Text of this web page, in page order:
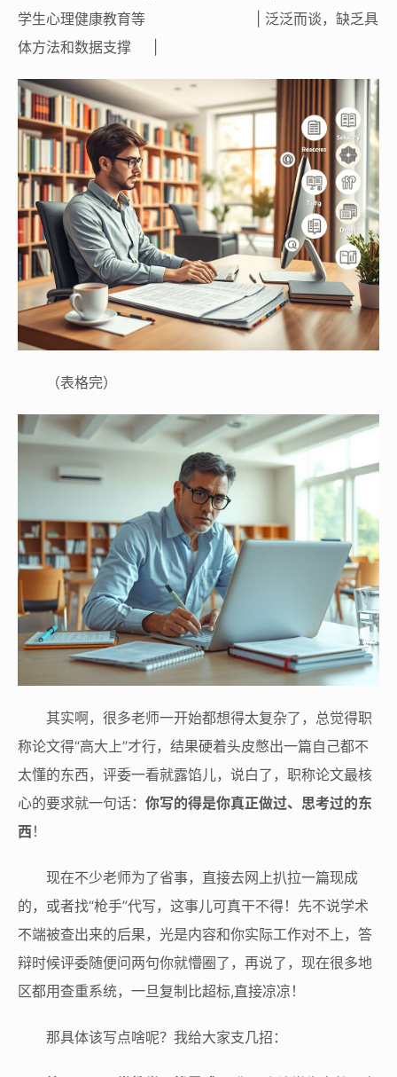
学生心理健康教育等 | 泛泛而谈，缺乏具
体方法和数据支撑 |
（表格完）
其实啊，很多老师一开始都想得太复杂了，总觉得职
称论文得“高大上”才行，结果硬着头皮憋出一篇自己都不
太懂的东西，评委一看就露馅儿，说白了，职称论文最核
心的要求就一句话： 你写的得是你真正做过、思考过的东
西！
现在不少老师为了省事，直接去网上扒拉一篇现成
的，或者找“枪手”代写，这事儿可真干不得！先不说学术
不端被查出来的后果，光是内容和你实际工作对不上，答
辩时候评委随便问两句你就懵圈了，再说了，现在很多地
区都用查重系统，一旦复制比超标,直接凉凉！
那具体该写点啥呢？我给大家支几招：